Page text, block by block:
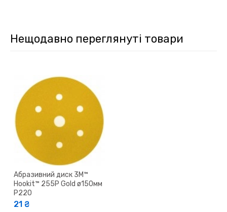
Нещодавно переглянуті товари
Абразивний диск 3M™
Hookit™ 255P Gold ø150мм
P220
21 ₴